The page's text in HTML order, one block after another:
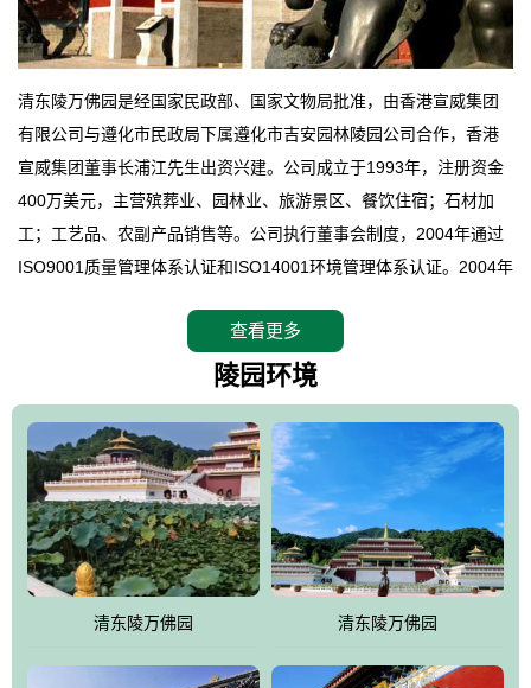
清东陵万佛园是经国家民政部、国家文物局批准，由香港宣威集团
有限公司与遵化市民政局下属遵化市吉安园林陵园公司合作，香港
宣威集团董事长浦江先生出资兴建。公司成立于1993年，注册资金
400万美元，主营殡葬业、园林业、旅游景区、餐饮住宿；石材加
工；工艺品、农副产品销售等。公司执行董事会制度，2004年通过
ISO9001质量管理体系认证和ISO14001环境管理体系认证。2004年
拥有4A级旅游区头衔的花园式陵园，园内建有四星级酒店一座。
万佛园位于遵化市境内，座落在世界文化遗产清东陵地形墙内，地
形绝佳，地理位置优越，交通便利。公司以“建设全国顶级人生后花
园、打造佛教精品旅游圣地”为目标，以海外归侨、国内外知名人士
的墓地安葬、祭祀吊亡并结合旅游参观构成其主要使用功能；以苍
郁绚丽、优雅宜人的园林景观构成其外部形象。通过墓园建设与造
园手法相结合的默契操作，建成一处特色鲜明、服务周全、环境优
美、民族风格突出，与周边文物古迹交相呼应的极具吸引力的花园
式园林。
万佛园工程一期占地448亩，目前完成投资近12亿元人民币，园区采
用全仿古式建筑，寻求与世界文化遗产地清东陵的和谐统一，在园
查看更多
陵园环境
清东陵万佛园 清东陵万佛园